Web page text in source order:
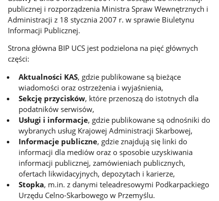
publicznej i rozporządzenia Ministra Spraw Wewnętrznych i
Administracji z 18 stycznia 2007 r. w sprawie Biuletynu
Informacji Publicznej.
Strona główna BIP UCS jest podzielona na pięć głównych
części:
Aktualności KAS, gdzie publikowane są bieżące
wiadomości oraz ostrzeżenia i wyjaśnienia,
Sekcję przycisków, które przenoszą do istotnych dla
podatników serwisów,
Usługi i informacje, gdzie publikowane są odnośniki do
wybranych usług Krajowej Administracji Skarbowej,
Informacje publiczne, gdzie znajdują się linki do
informacji dla mediów oraz o sposobie uzyskiwania
informacji publicznej, zamówieniach publicznych,
ofertach likwidacyjnych, depozytach i karierze,
Stopka, m.in. z danymi teleadresowymi Podkarpackiego
Urzędu Celno-Skarbowego w Przemyślu.